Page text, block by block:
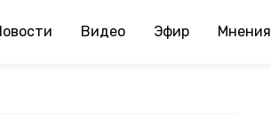
Видео Эфир Мнения